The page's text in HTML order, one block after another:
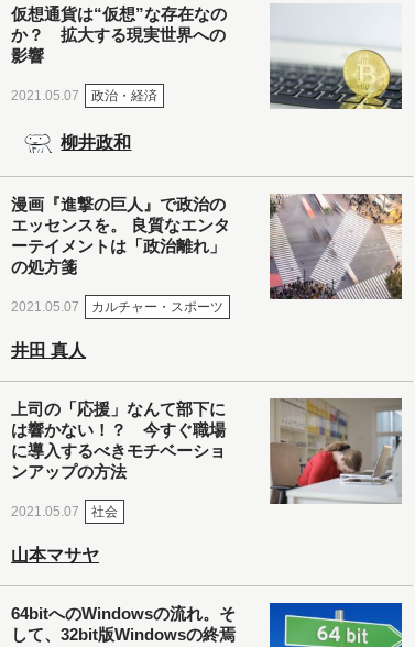
仮想通貨は“仮想”な存在なの
か？ 拡大する現実世界への
影響
2021.05.07 政治・経済
柳井政和
漫画『進撃の巨人』で政治の
エッセンスを。 良質なエンタ
ーテイメントは「政治離れ」
の処方箋
2021.05.07 カルチャー・スポーツ
井田 真人
上司の「応援」なんて部下に
は響かない！？ 今すぐ職場
に導入するべきモチベーショ
ンアップの方法
2021.05.07 社会
山本マサヤ
64bitへのWindowsの流れ。そ
して、32bit版Windowsの終焉